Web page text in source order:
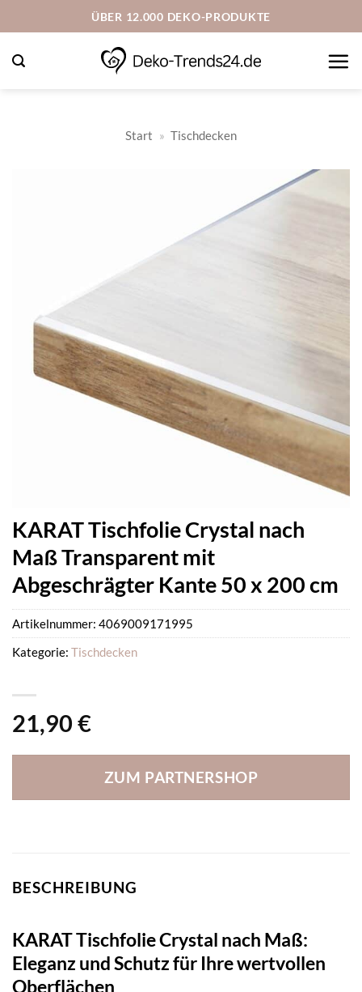
Inhalt
springen
ÜBER 12.000 DEKO-PRODUKTE
Start » Tischdecken
KARAT Tischfolie Crystal nach
Maß Transparent mit
Abgeschrägter Kante 50 x 200 cm
21,90 €
ZUM PARTNERSHOP
Artikelnummer: 4069009171995
Kategorie: Tischdecken
BESCHREIBUNG
KARAT Tischfolie Crystal nach Maß:
Eleganz und Schutz für Ihre wertvollen
Oberflächen